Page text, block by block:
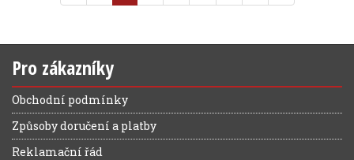
Pro zákazníky
Obchodní podmínky
Způsoby doručení a platby
Reklamační řád